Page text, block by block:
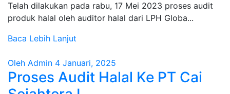
Telah dilakukan pada rabu, 17 Mei 2023 proses audit
produk halal oleh auditor halal dari LPH Globa...
Baca Lebih Lanjut
Oleh Admin 4 Januari, 2025
Proses Audit Halal Ke PT Cai